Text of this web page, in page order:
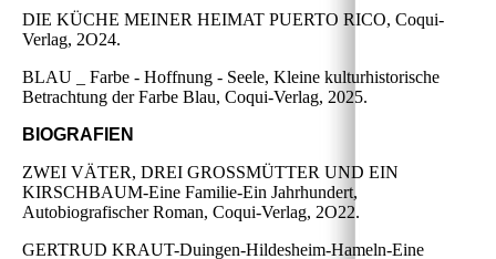
DIE KÜCHE MEINER HEIMAT PUERTO RICO, Coqui-
Verlag, 2O24.
BLAU _ Farbe - Hoffnung - Seele, Kleine kulturhistorische
Betrachtung der Farbe Blau, Coqui-Verlag, 2025.
BIOGRAFIEN
ZWEI VÄTER, DREI GROSSMÜTTER UND EIN
KIRSCHBAUM-Eine Familie-Ein Jahrhundert,
Autobiografischer Roman, Coqui-Verlag, 2O22.
GERTRUD KRAUT-Duingen-Hildesheim-Hameln-Eine